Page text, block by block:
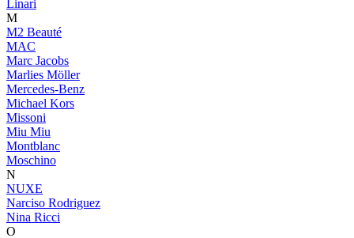
Linari
M
M2 Beauté
MAC
Marc Jacobs
Marlies Möller
Mercedes-Benz
Michael Kors
Missoni
Miu Miu
Montblanc
Moschino
N
NUXE
Narciso Rodriguez
Nina Ricci
O